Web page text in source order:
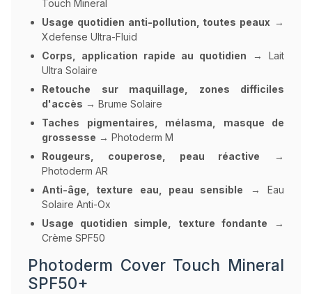
Touch Mineral
Usage quotidien anti-pollution, toutes peaux →
Xdefense Ultra-Fluid
Corps, application rapide au quotidien → Lait
Ultra Solaire
Retouche sur maquillage, zones difficiles
d'accès → Brume Solaire
Taches pigmentaires, mélasma, masque de
grossesse → Photoderm M
Rougeurs, couperose, peau réactive →
Photoderm AR
Anti-âge, texture eau, peau sensible → Eau
Solaire Anti-Ox
Usage quotidien simple, texture fondante →
Crème SPF50
Photoderm Cover Touch Mineral
SPF50+